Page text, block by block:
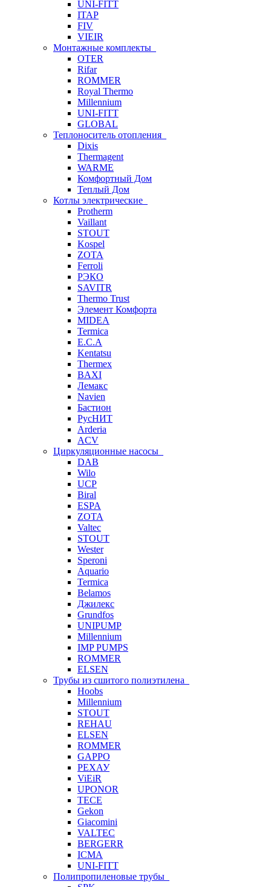
UNI-FITT
ITAP
FIV
VIEIR
Монтажные комплекты
OTER
Rifar
ROMMER
Royal Thermo
Millennium
UNI-FITT
GLOBAL
Теплоноситель отопления
Dixis
Thermagent
WARME
Комфортный Дом
Теплый Дом
Котлы электрические
Protherm
Vaillant
STOUT
Kospel
ZOTA
Ferroli
РЭКО
SAVITR
Thermo Trust
Элемент Комфорта
MIDEA
Termica
E.C.A
Kentatsu
Thermex
BAXI
Лемакс
Navien
Бастион
РусНИТ
Arderia
ACV
Циркуляционные насосы
DAB
Wilo
UCP
Biral
ESPA
ZOTA
Valtec
STOUT
Wester
Speroni
Aquario
Termica
Belamos
Джилекс
Grundfos
UNIPUMP
Millennium
IMP PUMPS
ROMMER
ELSEN
Трубы из сшитого полиэтилена
Hoobs
Millennium
STOUT
REHAU
ELSEN
ROMMER
GAPPO
РЕХАУ
ViEiR
UPONOR
TECE
Gekon
Giacomini
VALTEC
BERGERR
ICMA
UNI-FITT
Полипропиленовые трубы